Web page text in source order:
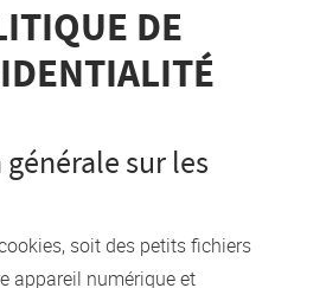
DE
sur les
soit des petits fichiers
appareil numérique et